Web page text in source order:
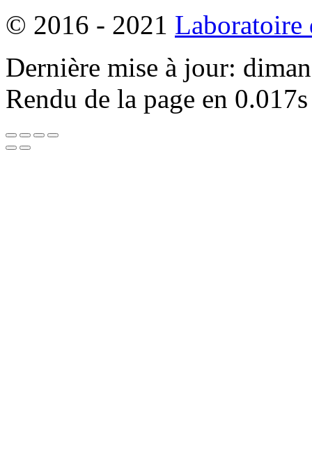
© 2016 - 2021 Laboratoire
Dernière mise à jour:
Rendu de la page en 0.017s